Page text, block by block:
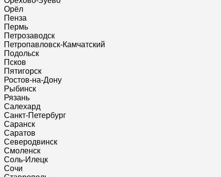
Орёл
Пенза
Пермь
Петрозаводск
Петропавловск-Камчатский
Подольск
Псков
Пятигорск
Ростов-на-Дону
Рыбинск
Рязань
Салехард
Санкт-Петербург
Саранск
Саратов
Северодвинск
Смоленск
Соль-Илецк
Сочи